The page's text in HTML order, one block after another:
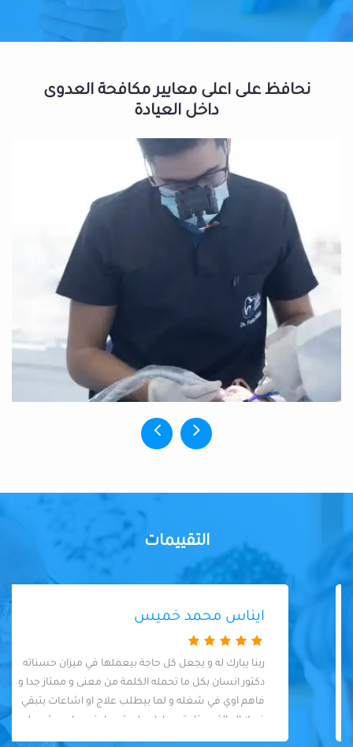
نحافظ على اعلى معايير مكافحة العدوى
داخل العيادة
التقييمات
ايناس محمد خميس
ربنا يبارك له و يجعل كل حاجة بيعملها في ميزان حسناته
دكتور انسان بكل ما تحمله الكلمة من معنى و ممتاز جدا و
فاهم اوي في شغله و لما بيطلب علاج او اشاعات بتبقي
فعلا الحالة محتاجة بيحاول علي قد ما يقدر ما يجيش علي
المريض او يكلفه كتير